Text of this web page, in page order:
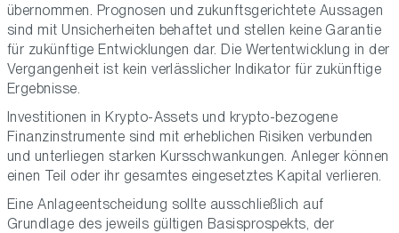
übernommen. Prognosen und zukunftsgerichtete Aussagen
sind mit Unsicherheiten behaftet und stellen keine Garantie
für zukünftige Entwicklungen dar. Die Wertentwicklung in der
Vergangenheit ist kein verlässlicher Indikator für zukünftige
Ergebnisse.
Investitionen in Krypto-Assets und krypto-bezogene
Finanzinstrumente sind mit erheblichen Risiken verbunden
und unterliegen starken Kursschwankungen. Anleger können
einen Teil oder ihr gesamtes eingesetztes Kapital verlieren.
Eine Anlageentscheidung sollte ausschließlich auf
Grundlage des jeweils gültigen Basisprospekts, der